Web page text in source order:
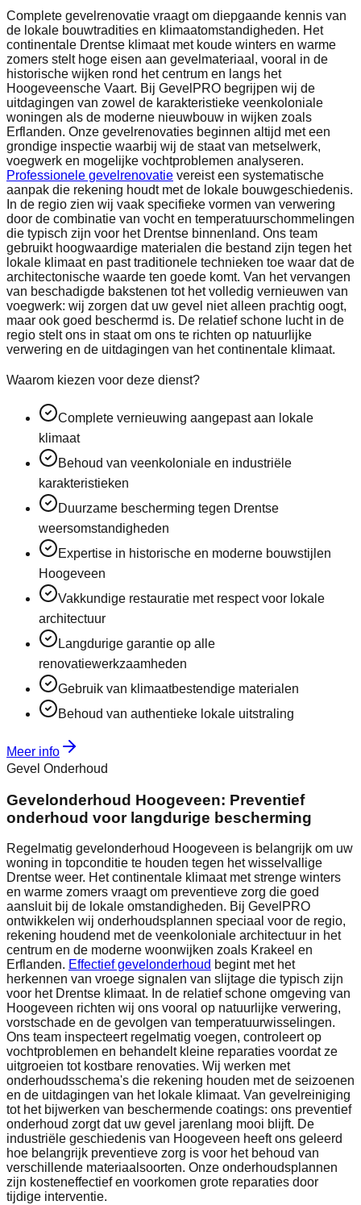
Complete gevelrenovatie vraagt om diepgaande kennis van
de lokale bouwtradities en klimaatomstandigheden. Het
continentale Drentse klimaat met koude winters en warme
zomers stelt hoge eisen aan gevelmateriaal, vooral in de
historische wijken rond het centrum en langs het
Hoogeveensche Vaart. Bij GevelPRO begrijpen wij de
uitdagingen van zowel de karakteristieke veenkoloniale
woningen als de moderne nieuwbouw in wijken zoals
Erflanden. Onze gevelrenovaties beginnen altijd met een
grondige inspectie waarbij wij de staat van metselwerk,
voegwerk en mogelijke vochtproblemen analyseren.
Professionele gevelrenovatie vereist een systematische
aanpak die rekening houdt met de lokale bouwgeschiedenis.
In de regio zien wij vaak specifieke vormen van verwering
door de combinatie van vocht en temperatuurschommelingen
die typisch zijn voor het Drentse binnenland. Ons team
gebruikt hoogwaardige materialen die bestand zijn tegen het
lokale klimaat en past traditionele technieken toe waar dat de
architectonische waarde ten goede komt. Van het vervangen
van beschadigde bakstenen tot het volledig vernieuwen van
voegwerk: wij zorgen dat uw gevel niet alleen prachtig oogt,
maar ook goed beschermd is. De relatief schone lucht in de
regio stelt ons in staat om ons te richten op natuurlijke
verwering en de uitdagingen van het continentale klimaat.
Waarom kiezen voor deze dienst?
Complete vernieuwing aangepast aan lokale
klimaat
Behoud van veenkoloniale en industriële
karakteristieken
Duurzame bescherming tegen Drentse
weersomstandigheden
Expertise in historische en moderne bouwstijlen
Hoogeveen
Vakkundige restauratie met respect voor lokale
architectuur
Langdurige garantie op alle
renovatiewerkzaamheden
Gebruik van klimaatbestendige materialen
Behoud van authentieke lokale uitstraling
Meer info
Gevel Onderhoud
Gevelonderhoud Hoogeveen: Preventief
onderhoud voor langdurige bescherming
Regelmatig gevelonderhoud Hoogeveen is belangrijk om uw
woning in topconditie te houden tegen het wisselvallige
Drentse weer. Het continentale klimaat met strenge winters
en warme zomers vraagt om preventieve zorg die goed
aansluit bij de lokale omstandigheden. Bij GevelPRO
ontwikkelen wij onderhoudsplannen speciaal voor de regio,
rekening houdend met de veenkoloniale architectuur in het
centrum en de moderne woonwijken zoals Krakeel en
Erflanden. Effectief gevelonderhoud begint met het
herkennen van vroege signalen van slijtage die typisch zijn
voor het Drentse klimaat. In de relatief schone omgeving van
Hoogeveen richten wij ons vooral op natuurlijke verwering,
vorstschade en de gevolgen van temperatuurwisselingen.
Ons team inspecteert regelmatig voegen, controleert op
vochtproblemen en behandelt kleine reparaties voordat ze
uitgroeien tot kostbare renovaties. Wij werken met
onderhoudsschema's die rekening houden met de seizoenen
en de uitdagingen van het lokale klimaat. Van gevelreiniging
tot het bijwerken van beschermende coatings: ons preventief
onderhoud zorgt dat uw gevel jarenlang mooi blijft. De
industriële geschiedenis van Hoogeveen heeft ons geleerd
hoe belangrijk preventieve zorg is voor het behoud van
verschillende materiaalsoorten. Onze onderhoudsplannen
zijn kosteneffectief en voorkomen grote reparaties door
tijdige interventie.